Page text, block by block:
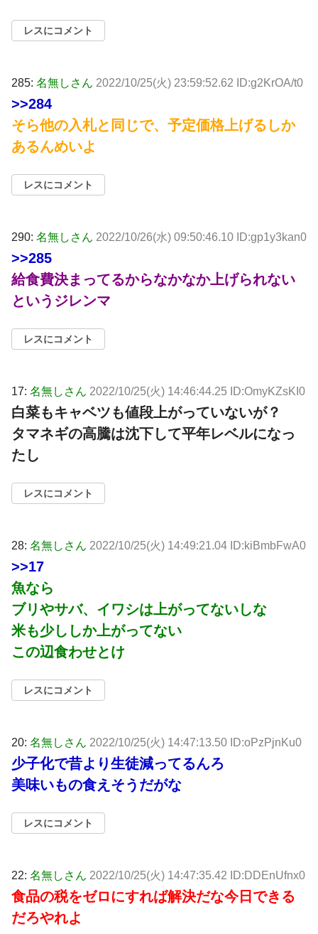
レスにコメント
285: 名無しさん 2022/10/25(火) 23:59:52.62 ID:g2KrOA/t0
>>284
そら他の入札と同じで、予定価格上げるしか
あるんめいよ
レスにコメント
290: 名無しさん 2022/10/26(水) 09:50:46.10 ID:gp1y3kan0
>>285
給食費決まってるからなかなか上げられない
というジレンマ
レスにコメント
17: 名無しさん 2022/10/25(火) 14:46:44.25 ID:OmyKZsKI0
白菜もキャベツも値段上がっていないが？
タマネギの高騰は沈下して平年レベルになっ
たし
レスにコメント
28: 名無しさん 2022/10/25(火) 14:49:21.04 ID:kiBmbFwA0
>>17
魚なら
ブリやサバ、イワシは上がってないしな
米も少ししか上がってない
この辺食わせとけ
レスにコメント
20: 名無しさん 2022/10/25(火) 14:47:13.50 ID:oPzPjnKu0
少子化で昔より生徒減ってるんろ
美味いもの食えそうだがな
レスにコメント
22: 名無しさん 2022/10/25(火) 14:47:35.42 ID:DDEnUfnx0
食品の税をゼロにすれば解決だな今日できる
だろやれよ